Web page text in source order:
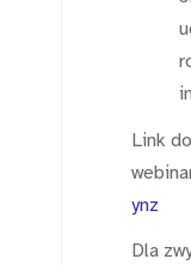
Link do
ynz
Dla